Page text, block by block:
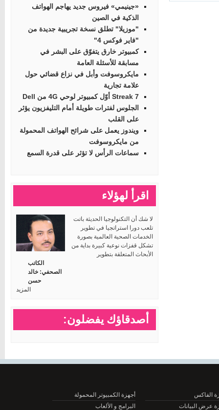
«جينيمي» فيروس جديد يهاجم الهواتف
الذكية في الصين
"موزيلا" تطلق نسخة تجريبية جديدة من
"فاير فوكس 4"
كمبيوتر خارق يتفوّق على البشر في
مسابقة للأسئلة العامة
مايكروسوفت وأبل في نزاع قضائي حول
علامة تجارية
Streak 7 أوّل كمبيوتر لوحي 4G من Dell
الجلوس لفترات طويلة أمام التليفزيون يؤثر
على القلب
ويندوز يعمل على شرائح الهواتف المحمولة
من مايكروسوفت
سماعات الرأس لا تؤثر على قدرة السمع
اقرأ لهؤلاء
لا شك أن التكنولوجيا الحديثة باتت
تلعب دورا استراتجيا في تطوير
الخدمات الصحية العالمية بصورة
تشكل قفزات نوعية كبيرة بداية من
الأبحاث المتعلقة بتطوير
الكاتب
الصحفي: خالد
حسن
المزيد
أصدقاؤك يفضلون:
أجهزة الكمبيوتر المحمولة
البيانات
البرامج و الألعاب